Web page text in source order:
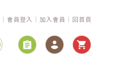
會員登入 加入會員 回首頁